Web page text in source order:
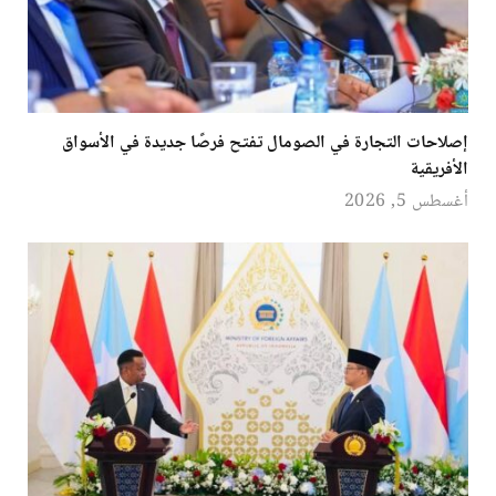
إصلاحات التجارة في الصومال تفتح فرصًا جديدة في الأسواق
الأفريقية
أغسطس 5, 2026